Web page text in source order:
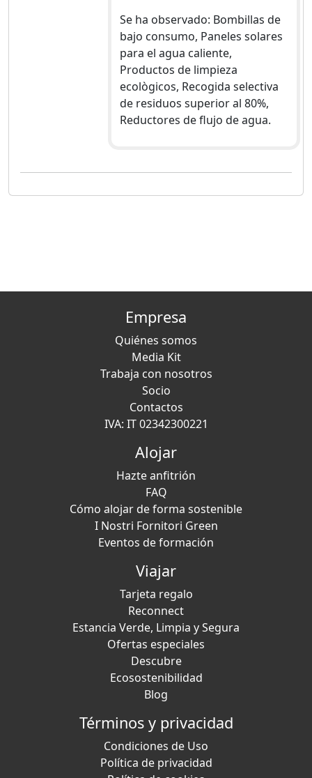
Se ha observado: Bombillas de
bajo consumo, Paneles solares
para el agua caliente,
Productos de limpieza
ecològicos, Recogida selectiva
de residuos superior al 80%,
Reductores de flujo de agua.
Empresa
Quiénes somos
Media Kit
Trabaja con nosotros
Socio
Contactos
IVA: IT 02342300221
Alojar
Hazte anfitrión
FAQ
Cómo alojar de forma sostenible
I Nostri Fornitori Green
Eventos de formación
Viajar
Tarjeta regalo
Reconnect
Estancia Verde, Limpia y Segura
Ofertas especiales
Descubre
Ecosostenibilidad
Blog
Términos y privacidad
Condiciones de Uso
Política de privacidad